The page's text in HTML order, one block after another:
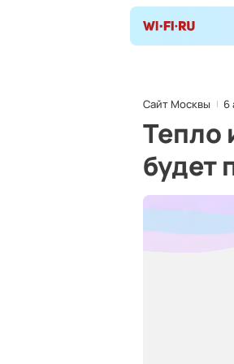
Сайт Москвы 6
Тепло
будет